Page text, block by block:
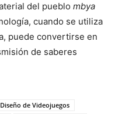
del pueblo mbya
cuando se utiliza
puede convertirse en
de saberes
Diseño de Videojuegos